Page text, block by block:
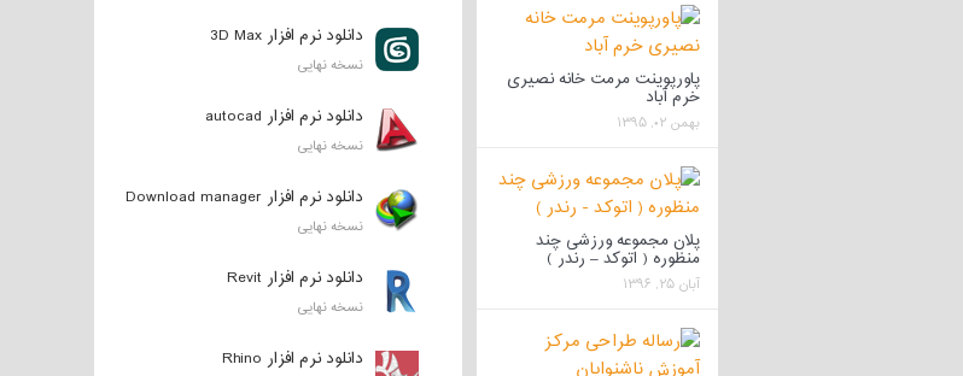
پاورپوینت مرمت خانه نصیری
خرم آباد
بهمن ۰۲, ۱۳۹۵
پلان مجموعه ورزشی چند
منظوره ( اتوکد – رندر )
آبان ۲۵, ۱۳۹۶
دانلود نرم افزار 3D Max
نسخه نهایی
دانلود نرم افزار autocad
نسخه نهایی
دانلود نرم افزار Download manager
نسخه نهایی
دانلود نرم افزار Revit
نسخه نهایی
دانلود نرم افزار Rhino